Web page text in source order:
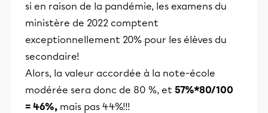
si en raison de la pandémie, les examens du
ministère de 2022 comptent
exceptionnellement 20% pour les élèves du
secondaire!
Alors, la valeur accordée à la note-école
modérée sera donc de 80 %, et 57%*80/100
= 46%, mais pas 44%!!!